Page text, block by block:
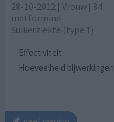
28-10-2012 | Vrouw | 84
metformine
Suikerziekte (type 1)
Effectiviteit
Hoeveelheid bijwerkingen